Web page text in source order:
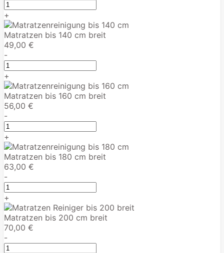
+
Matratzen bis 140 cm breit
49,00 €
-
+
Matratzen bis 160 cm breit
56,00 €
-
+
Matratzen bis 180 cm breit
63,00 €
-
+
Matratzen bis 200 cm breit
70,00 €
-